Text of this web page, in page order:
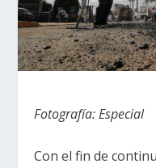
Fotografía: Especial
Con el fin de